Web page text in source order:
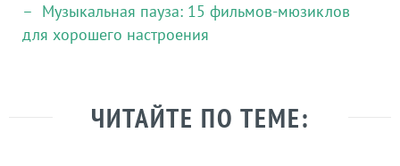
Музыкальная пауза: 15 фильмов-мюзиклов
для хорошего настроения
ЧИТАЙТЕ ПО ТЕМЕ: